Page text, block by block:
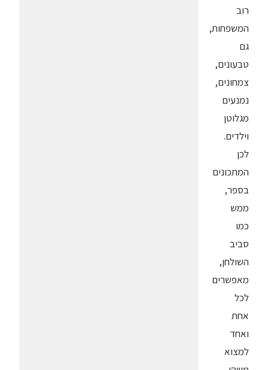
רוב
המשפחות,
גם
טבעונים,
צמחונים,
נמנעים
מגלוטן
וילדים.
לכן
המתכונים
בספר,
ממש
כמו
סביב
השולחן,
מאפשרים
לכל
אחת
ואחד
למצוא